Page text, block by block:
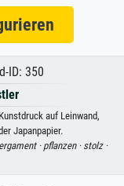
ID: 350
auf Leinwand,
Japanpapier.
· pflanzen · stolz ·